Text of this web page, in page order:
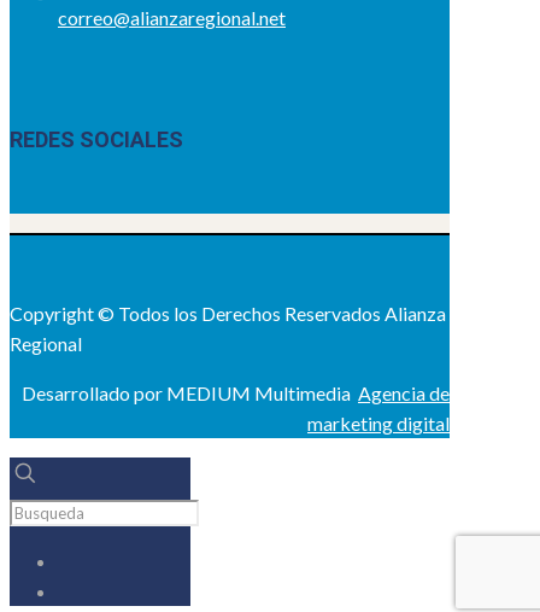
correo@alianzaregional.net
REDES SOCIALES
Copyright © Todos los Derechos Reservados Alianza
Regional
Desarrollado por MEDIUM Multimedia Agencia de
marketing digital